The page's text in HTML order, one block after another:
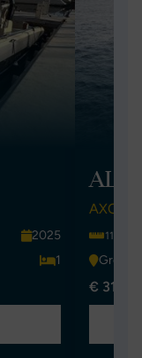
2025
1
AL
11.5m/
Greece
€